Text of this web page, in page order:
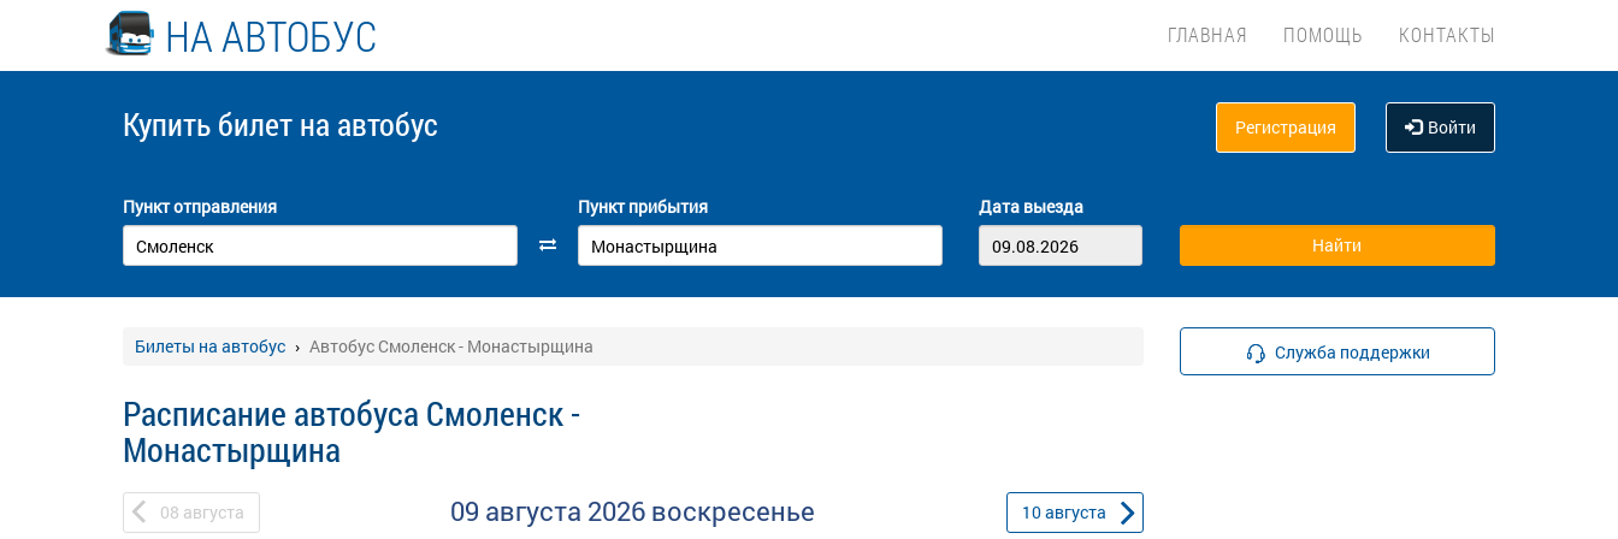
НА АВТОБУС ГЛАВНАЯ ПОМОЩЬ КОНТАКТЫ
Купить билет на автобус Регистрация Войти
Пункт отправления Пункт прибытия Дата выезда
Билеты на автобус Автобус Смоленск - Монастырщина
Расписание автобуса Смоленск -
Монастырщина
08 августа 09 августа 2026 воскресенье 10августа
Служба поддержки